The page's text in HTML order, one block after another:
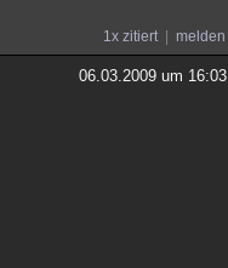
1x zitiert melden
06.03.2009 um 16:03